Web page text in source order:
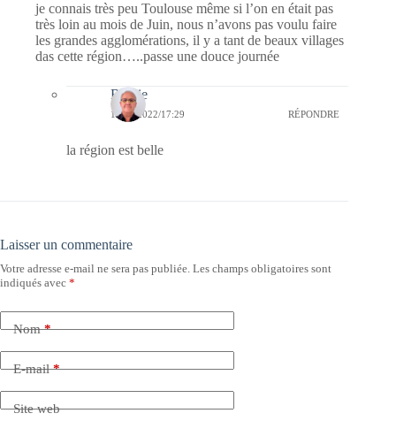
je connais très peu Toulouse même si l’on en était pas
très loin au mois de Juin, nous n’avons pas voulu faire
les grandes agglomérations, il y a tant de beaux villages
das cette région…..passe une douce journée
Bernie
15/07/2022/17:29 RÉPONDRE
la région est belle
Laisser un commentaire
Votre adresse e-mail ne sera pas publiée. Les champs obligatoires sont
indiqués avec *
Nom*
E-mail*
Site web